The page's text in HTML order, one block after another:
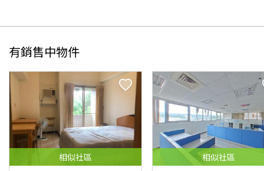
有銷售中物件
相似社區 相似社區